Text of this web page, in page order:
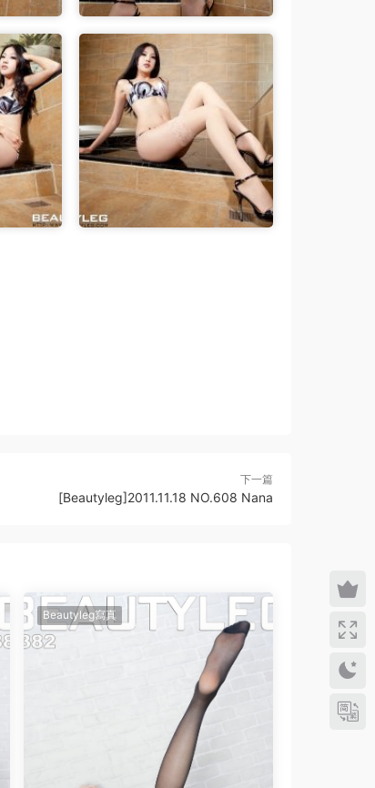
下一篇
[Beautyleg]2011.11.18 NO.608 Nana
Beautyleg寫真